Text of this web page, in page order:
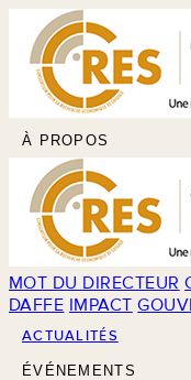
À PROPOS
MOT DU DIRECTEUR
DAFFE IMPACT
ACTUALITÉS
ÉVÉNEMENTS